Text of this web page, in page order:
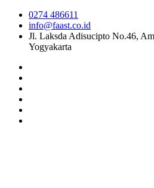
0274 486611
info@faast.co.id
Jl. Laksda Adisucipto No.46,
Yogyakarta